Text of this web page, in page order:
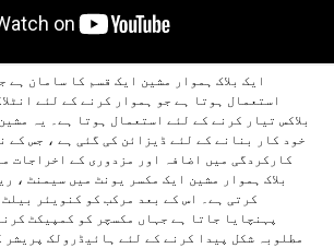
ایک بلاک ہموار مشین ایک قسم کا سامان ہے
استعمال ہوتا ہے جو ہموار کرنے کے لئے
بلاکس تیار کرنے کے لئے استعمال ہوتا ہے۔ یہ
خود کار بنانے کے لئے ڈیزائن کی گئی ہے ، جس کے
کارکردگی میں اضافہ اور مزدوری کے اخراجات
بلاک ہموار مشین ایک مکسر یونٹ میں سیمنٹ ،
کرتی ہے۔ اس کے بعد مرکب کو کنویئر
پہنچایا جاتا ہے جہاں مکسچر کو کمپیکٹ
مطلوبہ شکل پیدا کرنے کے لئے ہائیڈرولک پریشر